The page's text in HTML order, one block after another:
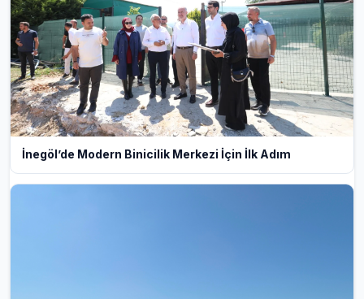
İnegöl’de Modern Binicilik Merkezi İçin İlk Adım